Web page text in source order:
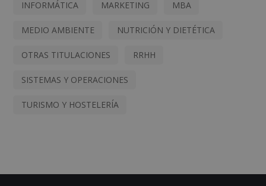
INFORMÁTICA MARKETING MBA
MEDIO AMBIENTE NUTRICIÓN Y DIETÉTICA
OTRAS TITULACIONES RRHH
SISTEMAS Y OPERACIONES
TURISMO Y HOSTELERÍA